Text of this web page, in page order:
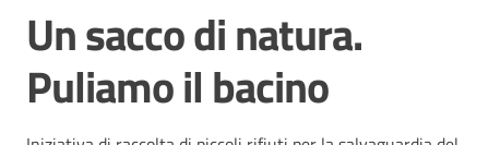
Un sacco di natura.
Puliamo il bacino